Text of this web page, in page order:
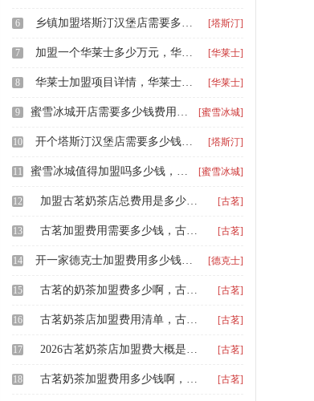
6 乡镇加盟塔斯汀汉堡店需要多少钱，塔斯汀加盟费用和条件标准 [塔斯汀]
7 加盟一个华莱士多少万元，华莱士加盟需要多少资金呀 [华莱士]
8 华莱士加盟项目详情，华莱士全鸡汉堡加盟流程 [华莱士]
9 蜜雪冰城开店需要多少钱费用，蜜雪冰城冰城加盟费多少 [蜜雪冰城]
10 开个塔斯汀汉堡店需要多少钱，2026年塔斯汀加盟总费用多少钱 [塔斯汀]
11 蜜雪冰城值得加盟吗多少钱，加盟个蜜雪冰城需要多少 [蜜雪冰城]
12 加盟古茗奶茶店总费用是多少钱，古茗茶饮品牌加盟费用多少万元 [古茗]
13 古茗加盟费用需要多少钱，古茗加盟店需要多少钱才能开 [古茗]
14 开一家德克士加盟费用多少钱，一家德克士加盟店最少投资 [德克士]
15 古茗的奶茶加盟费多少啊，古茗加盟开店大概需要多少钱 [古茗]
16 古茗奶茶店加盟费用清单，古茗奶茶如何加盟多少钱啊 [古茗]
17 2026古茗奶茶店加盟费大概是多少，古茗奶茶（2026年）加盟费需要多少有什么要求条件 [古茗]
18 古茗奶茶加盟费用多少钱啊，加盟古茗条件及费用多少钱 [古茗]